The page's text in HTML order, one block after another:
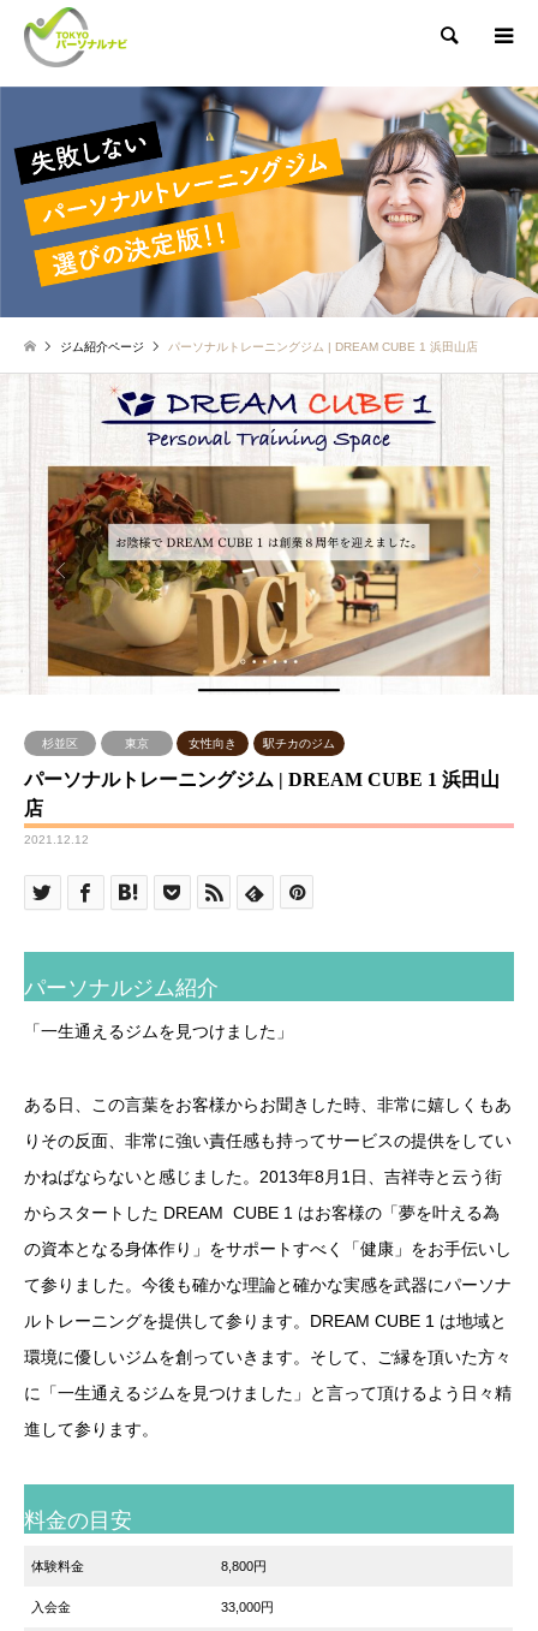
検索
ジム紹介ページ パーソナルトレーニングジム | DREAM CUBE 1 浜田山店
杉並区 東京 女性向き 駅チカのジム
パーソナルトレーニングジム | DREAM CUBE 1 浜田山
店
2021.12.12
パーソナルジム紹介
「一生通えるジムを見つけました」
ある日、この言葉をお客様からお聞きした時、非常に嬉しくもあ
りその反面、非常に強い責任感も持ってサービスの提供をしてい
かねばならないと感じました。2013年8月1日、吉祥寺と云う街
からスタートした DREAM CUBE 1 はお客様の「夢を叶える為
の資本となる身体作り」をサポートすべく「健康」をお手伝いし
て参りました。今後も確かな理論と確かな実感を武器にパーソナ
ルトレーニングを提供して参ります。DREAM CUBE 1 は地域と
環境に優しいジムを創っていきます。そして、ご縁を頂いた方々
に「一生通えるジムを見つけました」と言って頂けるよう日々精
進して参ります。
料金の目安
体験料金 8,800円
入会金 33,000円